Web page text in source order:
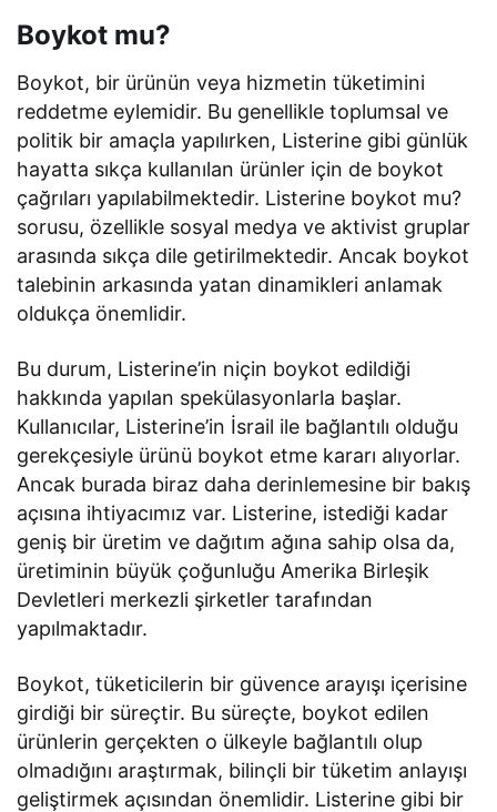
Boykot mu?
Boykot, bir ürünün veya hizmetin tüketimini
reddetme eylemidir. Bu genellikle toplumsal ve
politik bir amaçla yapılırken, Listerine gibi günlük
hayatta sıkça kullanılan ürünler için de boykot
çağrıları yapılabilmektedir. Listerine boykot mu?
sorusu, özellikle sosyal medya ve aktivist gruplar
arasında sıkça dile getirilmektedir. Ancak boykot
talebinin arkasında yatan dinamikleri anlamak
oldukça önemlidir.
Bu durum, Listerine’in niçin boykot edildiği
hakkında yapılan spekülasyonlarla başlar.
Kullanıcılar, Listerine’in İsrail ile bağlantılı olduğu
gerekçesiyle ürünü boykot etme kararı alıyorlar.
Ancak burada biraz daha derinlemesine bir bakış
açısına ihtiyacımız var. Listerine, istediği kadar
geniş bir üretim ve dağıtım ağına sahip olsa da,
üretiminin büyük çoğunluğu Amerika Birleşik
Devletleri merkezli şirketler tarafından
yapılmaktadır.
Boykot, tüketicilerin bir güvence arayışı içerisine
girdiği bir süreçtir. Bu süreçte, boykot edilen
ürünlerin gerçekten o ülkeyle bağlantılı olup
olmadığını araştırmak, bilinçli bir tüketim anlayışı
geliştirmek açısından önemlidir. Listerine gibi bir